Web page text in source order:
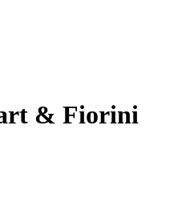
& Fiorini